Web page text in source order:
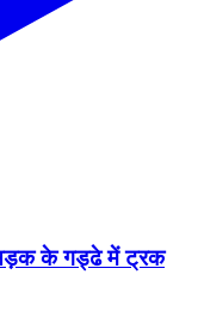
सड़क के गड्ढे में ट्रक